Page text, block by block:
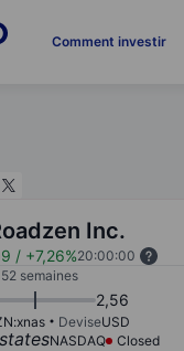
Comment investir
Inc.
/ +7,26%20:00:00
semaines
2,56
DeviseUSD
NASDAQ
Closed